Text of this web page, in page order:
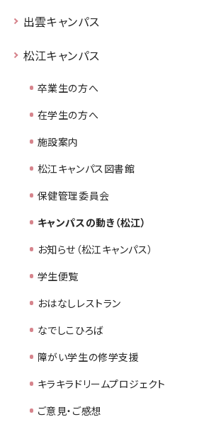
出雲キャンパス
松江キャンパス
卒業生の方へ
在学生の方へ
施設案内
松江キャンパス図書館
保健管理委員会
キャンパスの動き（松江）
お知らせ（松江キャンパス）
学生便覧
おはなしレストラン
なでしこひろば
障がい学生の修学支援
キラキラドリームプロジェクト
ご意見・ご感想